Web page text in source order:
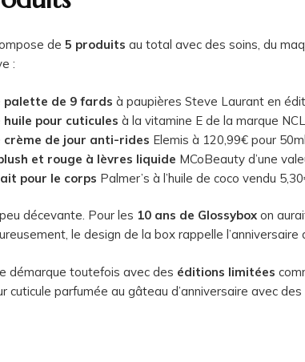
de 5 produits au total avec des soins, du
:
palette de 9 fards à paupières Steve Laurant en
huile pour cuticules à la vitamine E de la marque
crème de jour anti-rides Elemis à 120,99€ pour 50ml
et rouge à lèvres liquide MCoBeauty d’une
pour le corps Palmer’s à l’huile de coco vendu
décevante. Pour les 10 ans de Glossybox on
le design de la box rappelle l’anniversaire
démarque toutefois avec des éditions limitées
cuticule parfumée au gâteau d’anniversaire avec